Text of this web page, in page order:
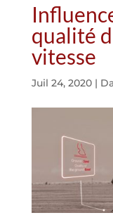
qualité
vitesse
Juil 24, 2020|